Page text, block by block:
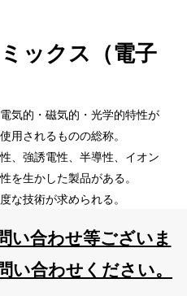
ックス（電子
気的・磁気的・光学的特性が
用されるものの総称。
、強誘電性、半導性、イオン
を生かした製品がある。
な技術が求められる。
い合わせ等ございま
い合わせください。